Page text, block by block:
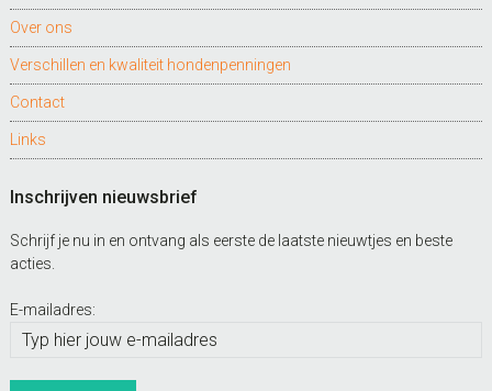
Over ons
Verschillen en kwaliteit hondenpenningen
Contact
Links
Inschrijven nieuwsbrief
Schrijf je nu in en ontvang als eerste de laatste nieuwtjes en beste
acties.
E-mailadres: